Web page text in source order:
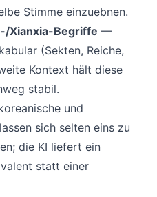
Stimme einzuebnen.
Xianxia-Begriffe —
(Sekten, Reiche,
Kontext hält diese
stabil.
und
sich selten eins zu
die KI liefert ein
statt einer